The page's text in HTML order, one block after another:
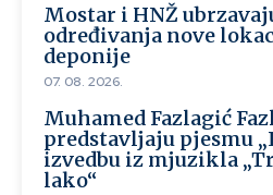
Mostar i HNŽ
određivanja nove
deponije
07. 08. 2026.
Muhamed Fazlagić
predstavljaju pjesmu
izvedbu iz mjuzikla
lako“